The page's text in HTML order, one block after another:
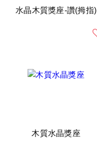
水晶木質獎座-讚(拇指)
木質水晶獎座